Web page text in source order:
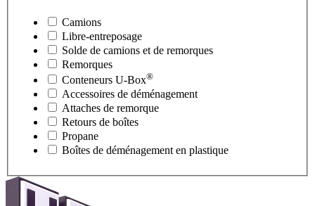
Camions
Libre-entreposage
Solde de camions et de remorques
Remorques
Conteneurs U-Box®
Accessoires de déménagement
Attaches de remorque
Retours de boîtes
Propane
Boîtes de déménagement en plastique